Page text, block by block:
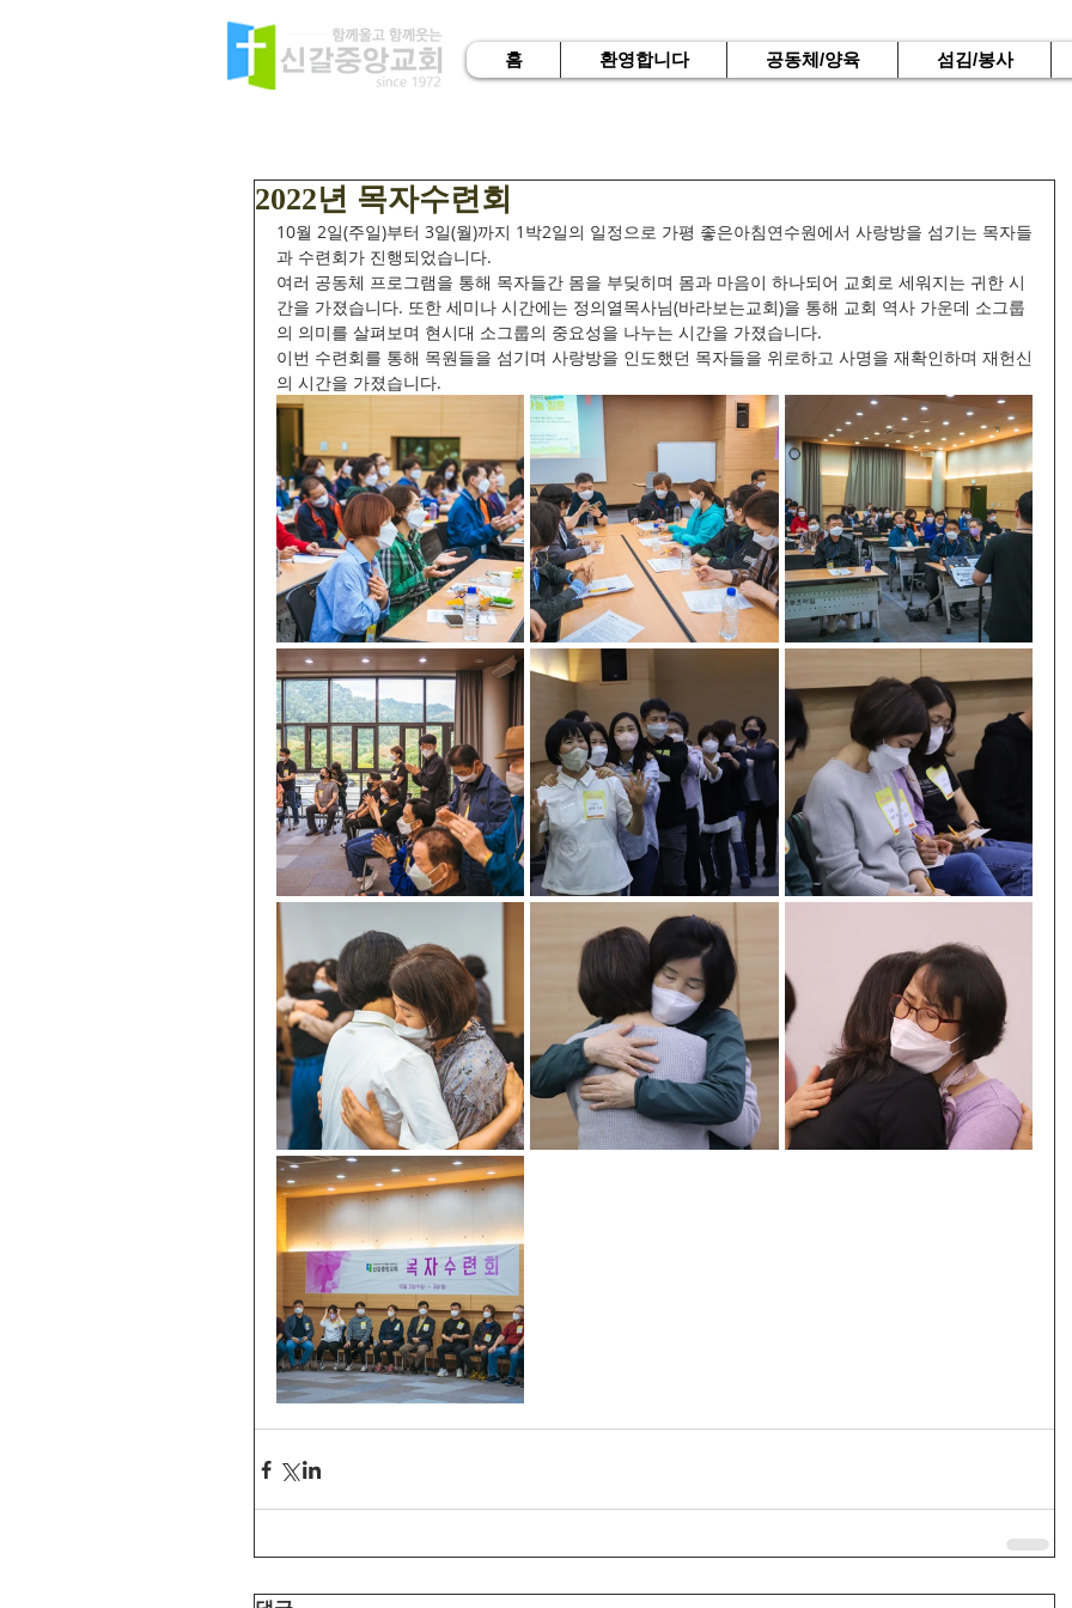
홈 환영합니다 공동체/양육 섬김/봉사
2022년 목자수련회
10월 2일(주일)부터 3일(월)까지 1박2일의 일정으로 가평 좋은아침연수원에서 사랑방을 섬기는 목자들
과 수련회가 진행되었습니다.
여러 공동체 프로그램을 통해 목자들간 몸을 부딪히며 몸과 마음이 하나되어 교회로 세워지는 귀한 시
간을 가졌습니다. 또한 세미나 시간에는 정의열목사님(바라보는교회)을 통해 교회 역사 가운데 소그룹
의 의미를 살펴보며 현시대 소그룹의 중요성을 나누는 시간을 가졌습니다.
이번 수련회를 통해 목원들을 섬기며 사랑방을 인도했던 목자들을 위로하고 사명을 재확인하며 재헌신
의 시간을 가졌습니다.